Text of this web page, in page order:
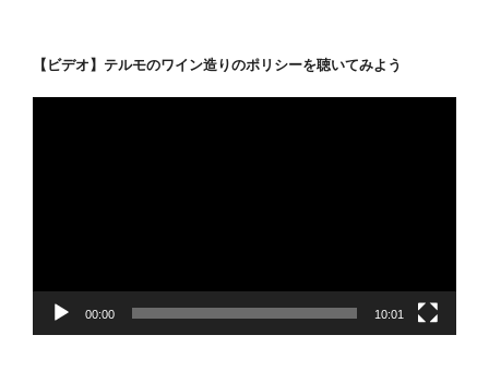
【ビデオ】テルモのワイン造りのポリシーを聴いてみよう
00:00 10:01